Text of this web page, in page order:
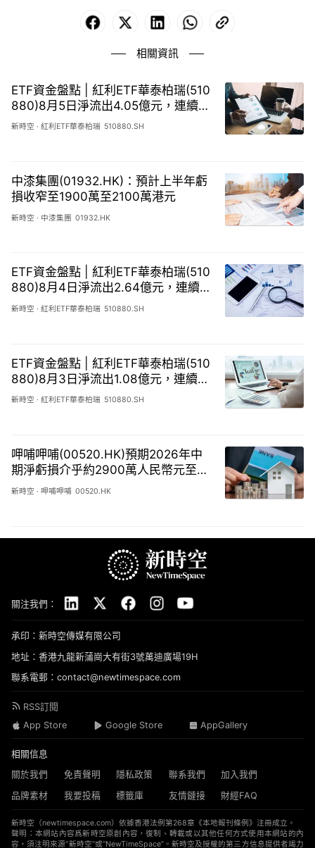
Facebook LinkedIn WhatsApp
相關資訊
ETF資金盤點 | 紅利ETF華泰柏瑞(510
880)8月5日淨流出4.05億元，連續8
天資金淨流出32.50億元
新時空 ·紅利ETF華泰柏瑞 510880.SH
中漆集團(01932.HK)：預計上半年虧
損收窄至1900萬至2100萬港元
新時空 · 中漆集團 01932.HK
ETF資金盤點 | 紅利ETF華泰柏瑞(510
880)8月4日淨流出2.64億元，連續7
天累計流出28.45億元
新時空 ·紅利ETF華泰柏瑞 510880.SH
ETF資金盤點 | 紅利ETF華泰柏瑞(510
880)8月3日淨流出1.08億元，連續6
天累計流出25.81億元
新時空 ·紅利ETF華泰柏瑞 510880.SH
呷哺呷哺(00520.HK)預期2026年中
期淨虧損介乎約2900萬人民幣元至39
00萬人民幣元
新時空 ·呷哺呷哺 00520.HK
關注我們：
承印：新時空傳媒有限公司
地址：香港九龍新蒲崗大有街3號萬迪廣場19H
聯系電郵：contact@newtimespace.com
RSS訂閱
App Store
Google Store AppGallery
相關信息
關於我們
免責聲明 隱私政策 聯系我們
加入我們
品牌素材
我要投稿 標籤庫 友情鏈接 財經FAQ
新時空（newtimespace.com）依據香港法例第268章《本地報刊條例》注冊成立。
聲明：本網站內容爲新時空原創內容，復制、轉載或以其他任何方式使用本網站的內
容，須注明來源“新時空”或“NewTimeSpace”。新時空及授權的第三方信息提供者竭力